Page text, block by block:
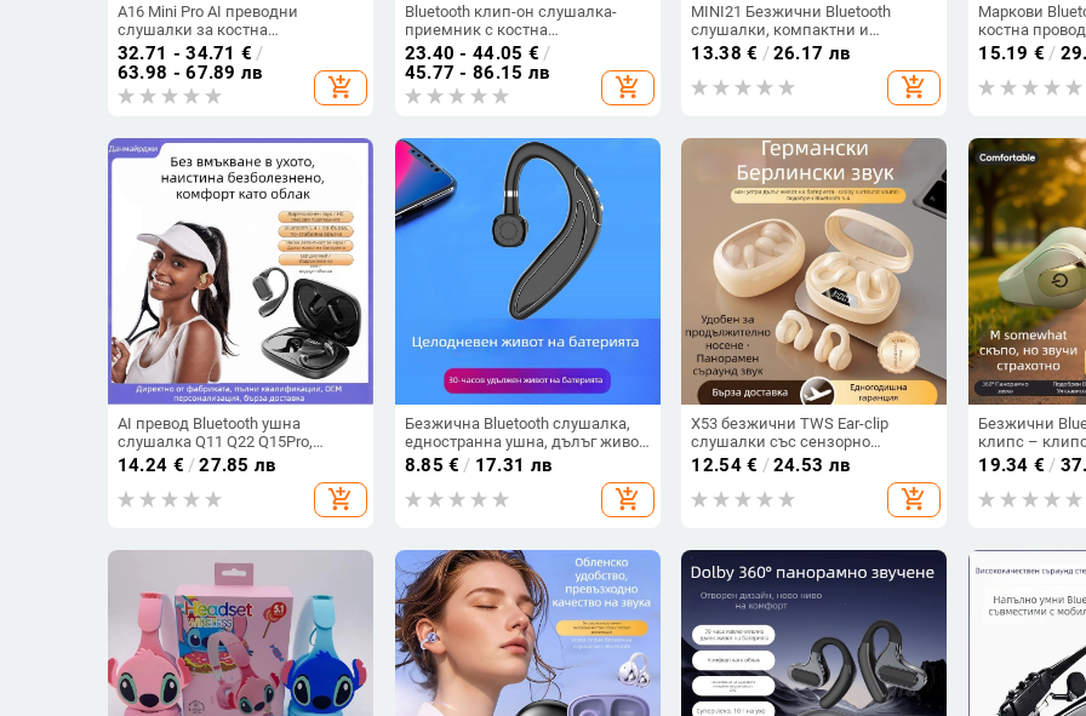
A16 Mini Pro AI преводни
слушалки за костна
проводимост със цветен
дисплей и шумопотискане,
Bluetooth 5.4
32.71 - 34.71 € /
63.98 - 67.89 лв
add_shopping_cart
Bluetooth клип-он слушалка-
приемник с костна
проводимост, висококачествен
звук, шумопотискане, HD
обаждания и слушане на музика
23.40 - 44.05 € /
45.77 - 86.15 лв
add_shopping_cart
MINI21 Безжични Bluetooth
слушалки, компактни и
невидими, едноухи за бягане и
спорт, висококачествен звук,
модел 2025
13.38 € /26.17 лв
add_shopping_cart
Маркови
костна
безжични, с
15.19 € /
AI превод Bluetooth ушна
слушалка Q11 Q22 Q15Pro,
Bluetooth 5.3, обхват 10 м, време
на работа 4–8 ч, цифров
дисплей
14.24 € /27.85 лв
add_shopping_cart
Безжична Bluetooth слушалка,
едностранна ушна, дълъг живот
на батерията, Bluetooth 5.3,
водоустойчива, обхват 15 m,
спортен стил
8.85 € / 17.31 лв
add_shopping_cart
X53 безжични TWS Ear-clip
слушалки със сензорно
докосване, шумопотискане и
цифров дисплей
12.54€ /24.53 лв
add_shopping_cart
Безжични
клипс –
обхват 15 м,
над 8 ч
19.34 € /